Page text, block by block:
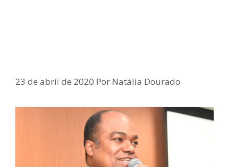
23 de abril de 2020 Por Natália Dourado